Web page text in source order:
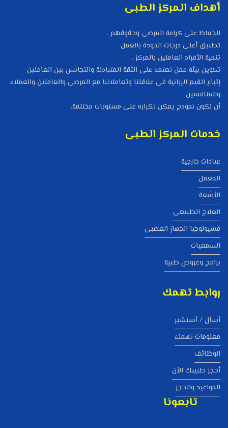
أهداف المركز الطبى
الحفاظ على كرامة المرضى وحقوقهم .
تطبيق أعلى درجات الجودة بالعمل .
تنمية الأفراد العاملين بالمركز .
تكوين بيئة عمل تعتمد على الثقة المتبادلة والتجانس بين العاملين
إتباع القيم الربانية فى علاقتنا وتعاملاتنا مع المرضى والعاملين والعملاء
والمنافسين .
أن نكون نموذج يمكن تكراره على مستويات مختلفة.
خدمات المركز الطبى
عيادات خارجية
المعمل
الأشعة
العلاج الطبيعى
فسيولوجيا الجهاز العصبى
السمعيات
برامج وعروض طبية
روابط تهمك
أسأل / أستشير
معلومات تهمك
الوظائف
أحجز طبيبك الاْن
المواعيد والحجز
تابعونا